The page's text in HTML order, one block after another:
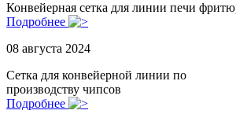
Конвейерная сетка для линии печи
Подробнее
08 августа 2024
Сетка для конвейерной линии по
производству чипсов
Подробнее